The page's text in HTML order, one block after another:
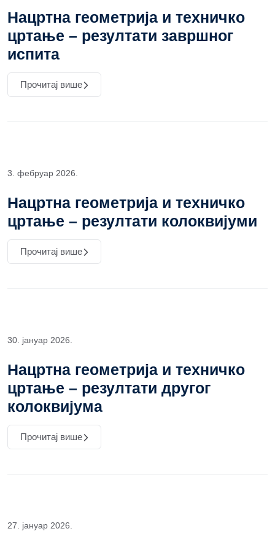
Нацртна геометрија и техничко
цртање – резултати завршног
испита
Прочитај више
3. фебруар 2026.
Нацртна геометрија и техничко
цртање – резултати колоквијуми
Прочитај више
30. јануар 2026.
Нацртна геометрија и техничко
цртање – резултати другог
колоквијума
Прочитај више
27. јануар 2026.